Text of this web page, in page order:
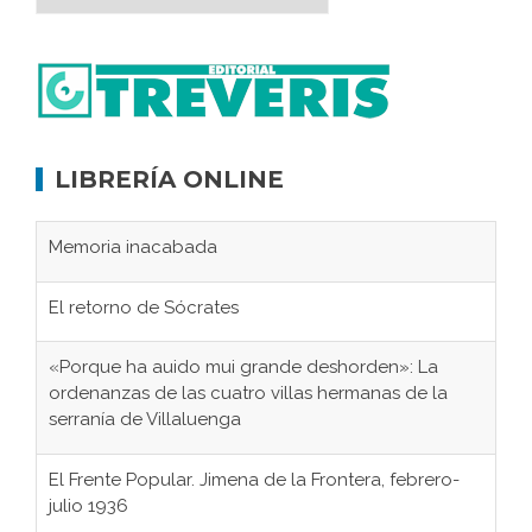
LIBRERÍA ONLINE
Memoria inacabada
El retorno de Sócrates
«Porque ha auido mui grande deshorden»: La
ordenanzas de las cuatro villas hermanas de la
serranía de Villaluenga
El Frente Popular. Jimena de la Frontera, febrero-
julio 1936